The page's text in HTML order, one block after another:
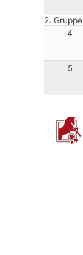
2. Gruppe
4
5